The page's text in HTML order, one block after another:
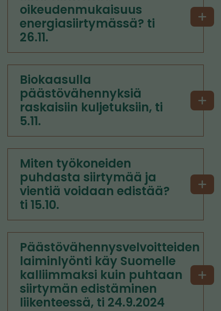
oikeudenmukaisuus
energiasiirtymässä? ti
26.11.
Biokaasulla
päästövähennyksiä
raskaisiin kuljetuksiin, ti
5.11.
Miten työkoneiden
puhdasta siirtymää ja
vientiä voidaan edistää?
ti 15.10.
Päästövähennysvelvoitteiden
laiminlyönti käy Suomelle
kalliimmaksi kuin puhtaan
siirtymän edistäminen
liikenteessä, ti 24.9.2024